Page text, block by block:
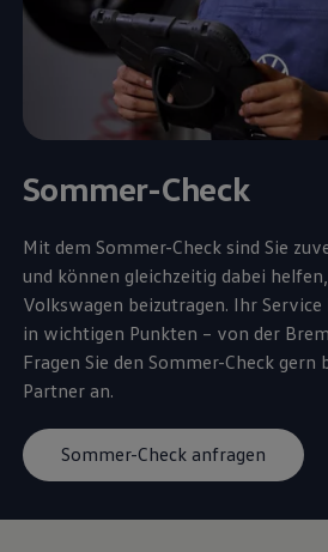
Sommer-Check
Mit dem Sommer-Check sind Sie
und können gleichzeitig dabei
Volkswagen beizutragen. Ihr Service
in wichtigen Punkten – von der
Fragen Sie den Sommer-Check gern
Partner an.
Sommer-Check anfragen